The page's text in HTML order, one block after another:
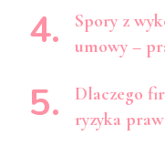
Spory z
umowy –
Dlaczego
ryzyka